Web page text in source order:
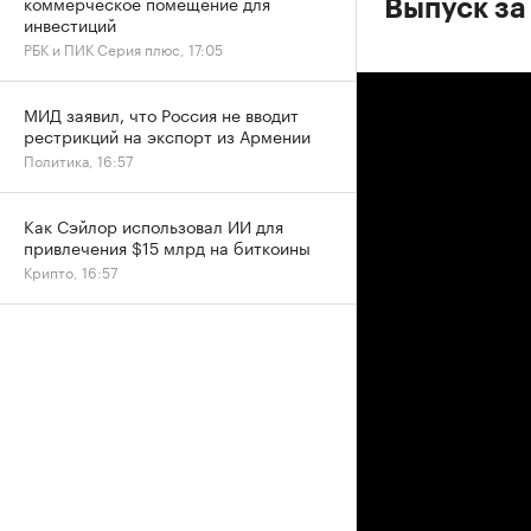
Выпуск
инвестиций
РБК и ПИК Серия плюс, 17:05
МИД заявил, что Россия не вводит
рестрикций на экспорт из Армении
Политика, 16:57
Как Сэйлор использовал ИИ для
привлечения $15 млрд на биткоины
Крипто, 16:57